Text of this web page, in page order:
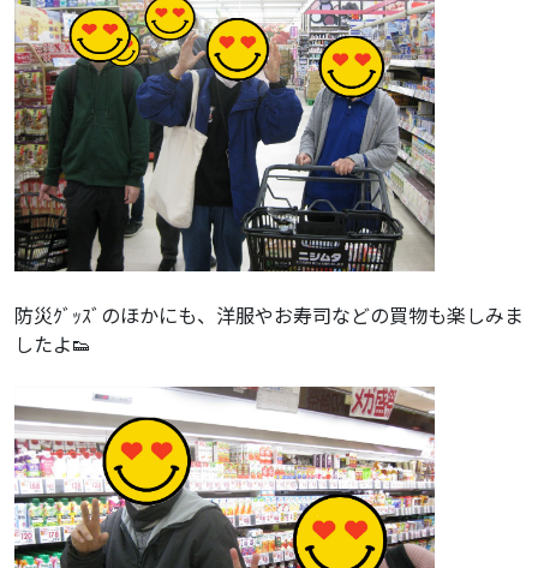
防災ｸﾞｯｽﾞのほかにも、洋服やお寿司などの買物も楽しみま
したよ👟